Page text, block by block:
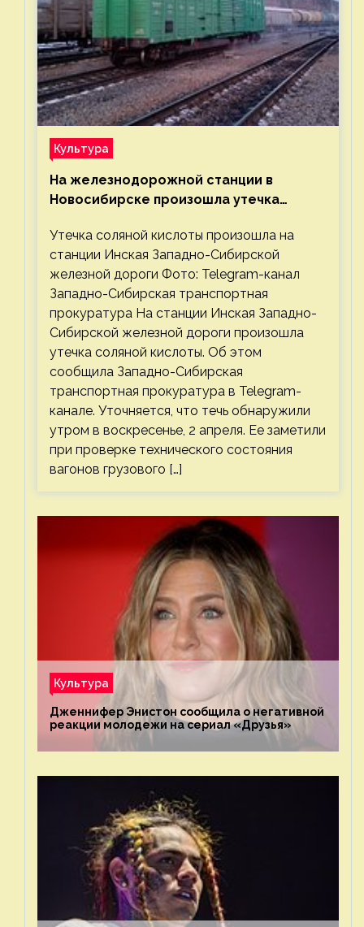
Культура
На железнодорожной станции в
Новосибирске произошла утечка
Утечка соляной кислоты произошла на
станции Инская Западно-Сибирской
железной дороги Фото: Telegram-канал
Западно-Сибирская транспортная
прокуратура На станции Инская Западно-
Сибирской железной дороги произошла
утечка соляной кислоты. Об этом
сообщила Западно-Сибирская
транспортная прокуратура в Telegram-
канале. Уточняется, что течь обнаружили
утром в воскресенье, 2 апреля. Ее заметили
при проверке технического состояния
вагонов грузового […]
Культура
Дженнифер Энистон сообщила о негативной
реакции молодежи на сериал «Друзья»